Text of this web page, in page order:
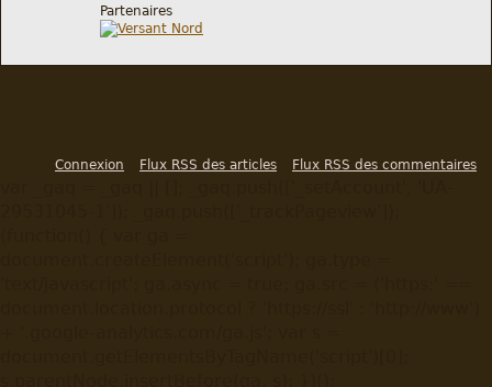
Partenaires
Connexion Flux RSS des articles Flux RSS des commentaires